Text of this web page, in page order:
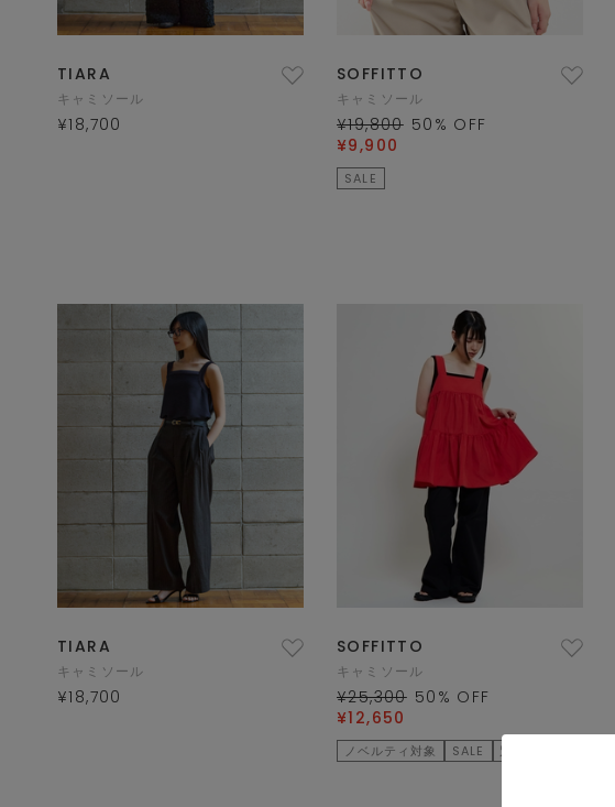
TIARA
キャミソール
¥18,700
SOFFITTO
キャミソール
¥19,800 50 % OFF
¥9,900
SALE
TIARA
キャミソール
¥18,700
SOFFITTO
キャミソール
¥25,300 50 % OFF
¥12,650
ノベルティ対象 SALE 別注コラボ